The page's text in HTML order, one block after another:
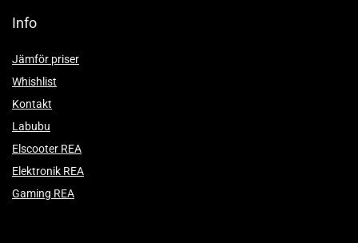
Info
Jämför priser
Whishlist
Kontakt
Labubu
Elscooter REA
Elektronik REA
Gaming REA